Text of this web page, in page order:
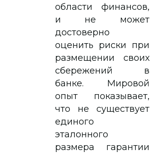
области финансов,
и не может
достоверно
оценить риски при
размещении своих
сбережений в
банке. Мировой
опыт показывает,
что не существует
единого
эталонного
размера гарантии